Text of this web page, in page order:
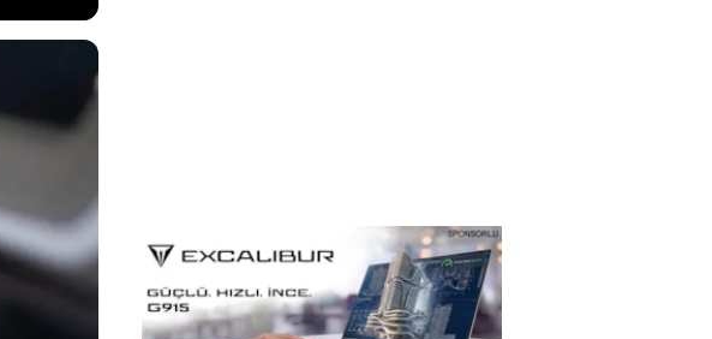
ve maaş
ve Bağ-